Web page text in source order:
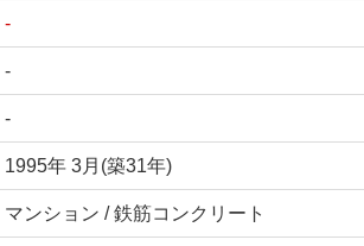
-
-
-
1995年 3月(築31年)
マンション / 鉄筋コンクリート